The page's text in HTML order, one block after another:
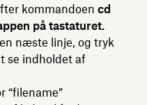
kommandoen cd
på tastaturet.
næste linje, og tryk
se indholdet af
“filename”